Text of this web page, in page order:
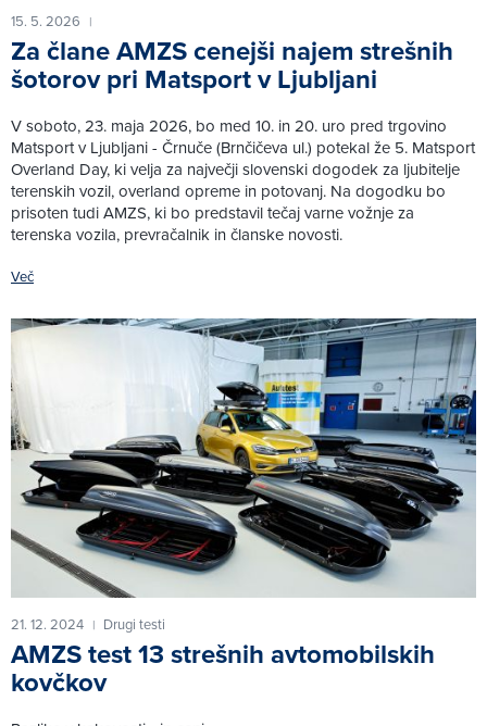
15. 5. 2026 |
Za člane AMZS cenejši najem strešnih
šotorov pri Matsport v Ljubljani
V soboto, 23. maja 2026, bo med 10. in 20. uro pred trgovino
Matsport v Ljubljani - Črnuče (Brnčičeva ul.) potekal že 5. Matsport
Overland Day, ki velja za največji slovenski dogodek za ljubitelje
terenskih vozil, overland opreme in potovanj. Na dogodku bo
prisoten tudi AMZS, ki bo predstavil tečaj varne vožnje za
terenska vozila, prevračalnik in članske novosti.
Več
21. 12. 2024 | Drugi testi
AMZS test 13 strešnih avtomobilskih
kovčkov